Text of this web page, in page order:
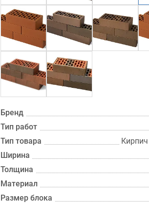
Бренд
Тип работ
Тип товара
Ширина
Толщина
Материал
Размер блока